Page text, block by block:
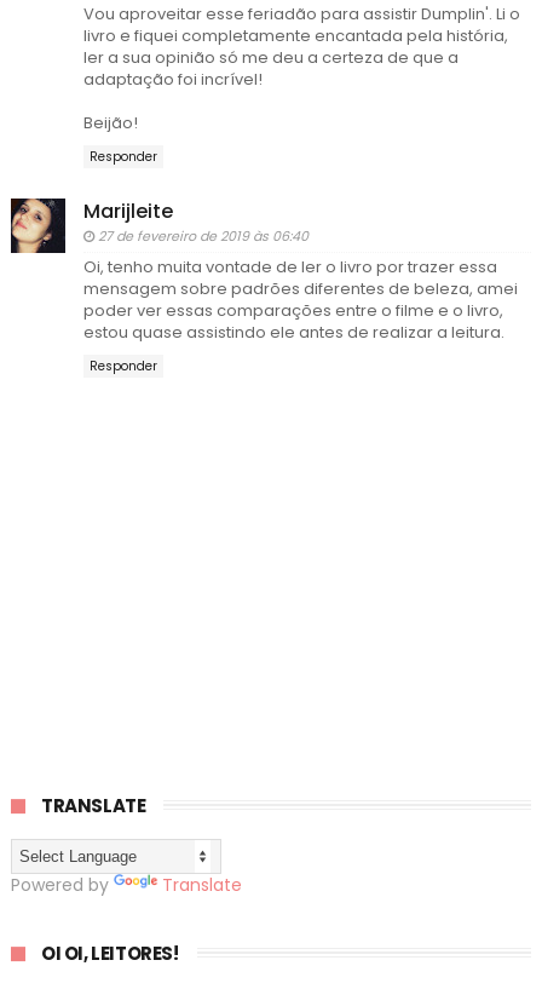
Vou aproveitar esse feriadão para assistir Dumplin'. Li o
livro e fiquei completamente encantada pela história,
ler a sua opinião só me deu a certeza de que a
adaptação foi incrível!
Beijão!
Responder
Marijleite
27 de fevereiro de 2019 às 06:40
Oi, tenho muita vontade de ler o livro por trazer essa
mensagem sobre padrões diferentes de beleza, amei
poder ver essas comparações entre o filme e o livro,
estou quase assistindo ele antes de realizar a leitura.
Responder
TRANSLATE
Powered by Translate
OI OI, LEITORES!